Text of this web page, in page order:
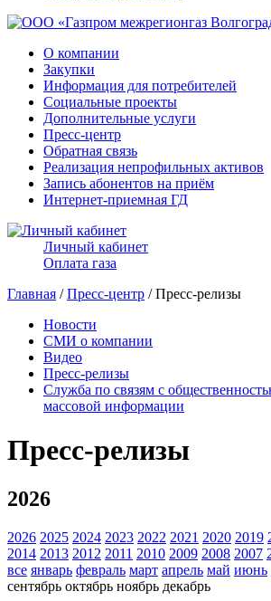
О компании
Закупки
Информация для потребителей
Социальные проекты
Дополнительные услуги
Пресс-центр
Обратная связь
Реализация непрофильных активов
Запись абонентов на приём
Интернет-приемная ГД
Личный кабинет
Оплата газа
Главная /Пресс-центр / Пресс-релизы
Новости
СМИ о компании
Видео
Пресс-релизы
Служба по связям с
массовой информации
Пресс-релизы
2026
2026 2025 2024 2023 2022 2021 2020 2019
2014 2013 2012 2011 2010 2009 2008 2007
все январь февраль март апрель май июнь
сентябрь октябрь ноябрь декабрь